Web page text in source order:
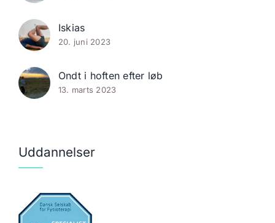
Iskias
20. juni 2023
Ondt i hoften efter løb
13. marts 2023
Uddannelser